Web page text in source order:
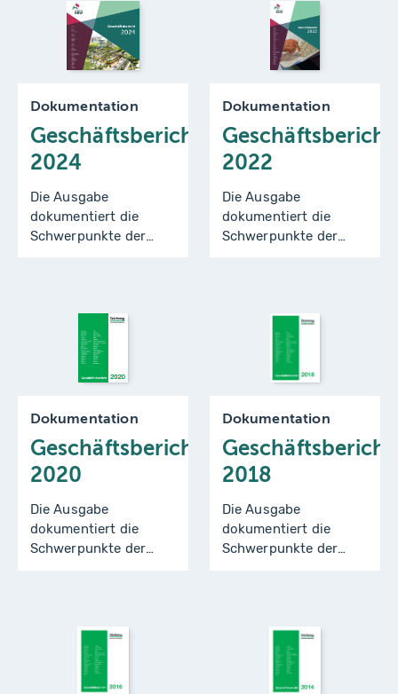
Dokumentation
Geschäftsbericht
2024
Die Ausgabe
dokumentiert die
Schwerpunkte der
2022/2023.
Dokumentation
Geschäftsbericht
2022
Die Ausgabe
dokumentiert die
Schwerpunkte der
und 2021.
Dokumentation
Geschäftsbericht
2020
Die Ausgabe
dokumentiert die
Schwerpunkte der
Dokumentation
Geschäftsbericht
2018
Die Ausgabe
dokumentiert die
Schwerpunkte der